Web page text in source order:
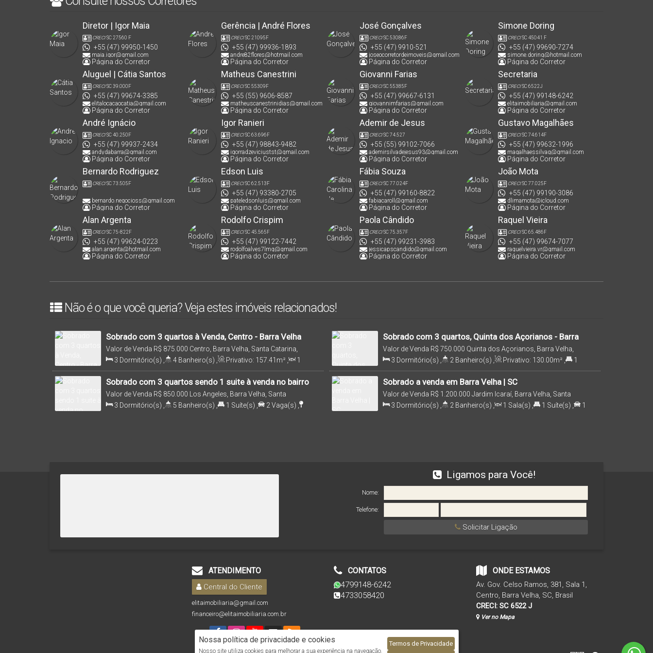
Nossa política de privacidade e cookies
Nosso site utiliza cookies para melhorar a sua experiência na navegação.
Termos de Privacidade
Diretor | Igor Maia
CRECISC 27560 F
+55 (47) 99950-1450
maia.igor@gmail.com
Página do Corretor
Gerência | André Flores
CRECISC 21095F
+55 (47) 99936-1893
andre82flores@hotmail.com
Página do Corretor
José Gonçalves
CRECISC 53086F
+55 (47) 9910-521
joseocorretordeimoveis@gmail.com
Página do Corretor
Simone Doring
CRECISC 45041 F
+55 (47) 99690-7274
simone.doring@hotmail.com
Página do Corretor
Aluguel | Cátia Santos
CRECISC 39.000F
+55 (47) 99674-3385
elitalocacaocatia@gmail.com
Página do Corretor
Matheus Canestrini
CRECISC 55309F
+55 (55) 9606-8587
matheuscanestrinidias@gmail.com
Página do Corretor
Giovanni Farias
CRECISC 55385F
+55 (47) 99667-6131
giovannimfarias@gmail.com
Página do Corretor
Secretaria
CRECISC 6522J
+55 (47) 99148-6242
elitaimobiliaria@gmail.com
Página do Corretor
André Ignácio
CRECISC 40.250F
+55 (47) 99937-2434
andydabarra@gmail.com
Página do Corretor
Igor Ranieri
CRECISC 63.696F
+55 (47) 98843-9482
igorradzeviciustst@gmail.com
Página do Corretor
Ademir de Jesus
CRECISC 74.527
+55 (55) 99102-7066
ademirsilvadejesus93@gmail.com
Página do Corretor
Gustavo Magalhães
CRECISC 74.614F
+55 (47) 99632-1996
magalhaessilvag@gmail.com
Página do Corretor
Bernardo Rodriguez
CRECISC 73.505F
bernardo.negocioss@gmail.com
Página do Corretor
Edson Luis
CRECISC 62.513F
+55 (47) 93380-2705
pateledsonluis@gmail.com
Página do Corretor
Fábia Souza
CRECISC 77.024F
+55 (47) 99160-8822
fabiacaroll@gmail.com
Página do Corretor
João Mota
CRECISC 77.025F
+55 (47) 99190-3086
dlimamota@icloud.com
Página do Corretor
Alan Argenta
CRECISC 75-822F
+55 (47) 99624-0223
alan.argenta@hotmail.com
Página do Corretor
Rodolfo Crispim
CRECISC 45.565F
+55 (47) 99122-7442
rodolfoalves7lmg@gmail.com
Página do Corretor
Paola Cândido
CRECISC 75.357F
+55 (47) 99231-3983
jessicapscandido@gmail.com
Página do Corretor
Raquel Vieira
CRECISC 65.486F
+55 (47) 99674-7077
raquelvieira.vr@gmail.com
Página do Corretor
Não é o que você queria? Veja estes imóveis relacionados!
Sobrado com 3 quartos à Venda, Centro - Barra Velha
R$ 875.000
Valor de Venda
Centro, Barra Velha, Santa Catarina,
Brasil
3 Dormitório(s) 4 Banheiro(s) Privativo: 157 .41 m²
1
Distância do Mar
, 157 , Terreno:158 .38m²
Sobrado com 3 quartos, Quinta dos Açorianos - Barra
Velha
R$ 750.000
Valor de Venda
Quinta dos Açorianos, Barra Velha,
Santa Catarina, Brasil
3 Dormitório(s) 2 Banheiro(s) Privativo: 130 .00m²
1
Sobrado com 3 quartos sendo 1 suite à venda no bairro
Los Angeles - Barra Velha
R$ 850.000
Valor de Venda
Los Angeles, Barra Velha, Santa
Catarina, Brasil
3 Dormitório(s) 5 Banheiro(s) 1 Suíte(s) 2 Vaga(s)
Sobrado a venda em Barra Velha | SC
R$ 1.200.000
Valor de Venda
Jardim Icaraí, Barra Velha, Santa
Catarina, Brasil
3 Dormitório(s) 2 Banheiro(s) 1 Sala(s) 1 Suíte(s)
1
Ligamos para Você!
Nome:
Telefone:
Solicitar Ligação
ATENDIMENTO
Central do Cliente
elitaimobiliaria@gmail.com
financeiro@elitaimobiliaria.com.br
CONTATOS
4799148-6242
4733058420
ONDE ESTAMOS
Av. Gov. Celso Ramos, 381 , Sala 1 ,
Centro, Barra Velha, SC, Brasil
CRECI: SC 6522 J
Ver no Mapa